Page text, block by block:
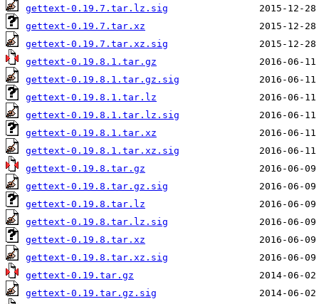
gettext-0.19.7.tar.lz.sig
gettext-0.19.7.tar.xz
gettext-0.19.7.tar.xz.sig
gettext-0.19.8.1.tar.gz
gettext-0.19.8.1.tar.gz.sig
gettext-0.19.8.1.tar.lz
gettext-0.19.8.1.tar.lz.sig
gettext-0.19.8.1.tar.xz
gettext-0.19.8.1.tar.xz.sig
gettext-0.19.8.tar.gz
gettext-0.19.8.tar.gz.sig
gettext-0.19.8.tar.lz
gettext-0.19.8.tar.lz.sig
gettext-0.19.8.tar.xz
gettext-0.19.8.tar.xz.sig
gettext-0.19.tar.gz
gettext-0.19.tar.gz.sig